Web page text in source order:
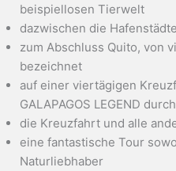
beispiellosen Tierwelt
dazwischen die
zum Abschluss Quito, von
bezeichnet
auf einer viertägigen
GALAPAGOS LEGEND
die Kreuzfahrt und alle
eine fantastische Tour
Naturliebhaber